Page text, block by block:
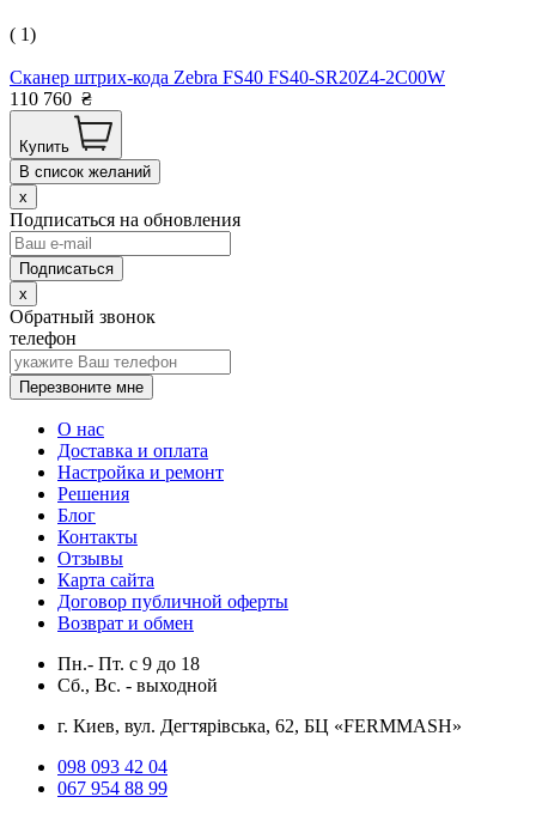
( 1)
Сканер штрих-кода Zebra FS40 FS40-SR20Z4-2C00W
110 760 ₴
Купить
В список желаний
x
Подписаться на обновления
x
Обратный звонок
телефон
Перезвоните мне
О нас
Доставка и оплата
Настройка и ремонт
Решения
Блог
Контакты
Отзывы
Карта сайта
Договор публичной оферты
Возврат и обмен
Пн.- Пт. с 9 до 18
Сб., Вс. - выходной
г. Киев, вул. Дегтярівська, 62, БЦ «FERMMASH»
098 093 42 04
067 954 88 99